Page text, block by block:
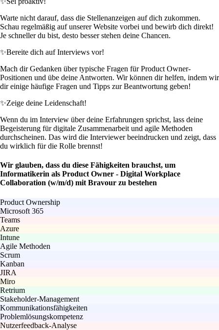
Warte nicht darauf, dass die Stellenanzeigen auf dich zukommen.
Schau regelmäßig auf unserer Website vorbei und bewirb dich direkt!
Je schneller du bist, desto besser stehen deine Chancen.
✨Bereite dich auf Interviews vor!
Mach dir Gedanken über typische Fragen für Product Owner-
Positionen und übe deine Antworten. Wir können dir helfen, indem wir
dir einige häufige Fragen und Tipps zur Beantwortung geben!
✨Zeige deine Leidenschaft!
Wenn du im Interview über deine Erfahrungen sprichst, lass deine
Begeisterung für digitale Zusammenarbeit und agile Methoden
durchscheinen. Das wird die Interviewer beeindrucken und zeigt, dass
du wirklich für die Rolle brennst!
Wir glauben, dass du diese Fähigkeiten brauchst, um
Informatikerin als Product Owner - Digital Workplace
Collaboration (w/m/d) mit Bravour zu bestehen
Product Ownership
Microsoft 365
Teams
Azure
Intune
Agile Methoden
Scrum
Kanban
JIRA
Miro
Retrium
Stakeholder-Management
Kommunikationsfähigkeiten
Problemlösungskompetenz
Nutzerfeedback-Analyse